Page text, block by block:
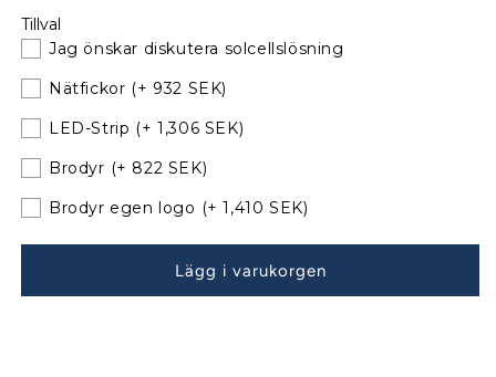
Jeanneau
Sun
Odyssey
Performance
till
befintliga
bågar
070121
Sun
Odyssey
Performance
till
befintliga
bågar
070121
Tillval
Jag önskar diskutera solcellslösning
Nätfickor (+ 932 SEK)
LED-Strip (+ 1,306 SEK)
Brodyr (+ 822 SEK)
Brodyr egen logo (+ 1,410 SEK)
Lägg i varukorgen